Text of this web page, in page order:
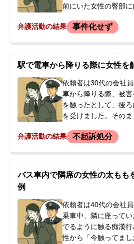
前にいた女性の臀部に
漢行為を指摘され、駆
なり酔っており、手
たものの、故意や性的
しました。警察から
する意向であると聞
勤務している依頼者
会社に知られてしまう
相談に来られました。
弁護活動の結果 事件化せず
駅で電車から降りる際に女性を
依頼者は30代の会社
車から降りる際、被
を触ったとして、後
を受けました。そのま
した。依頼者本人は、
ました」と供述して
後の刑事手続きの流れ
た。
弁護活動の結果 不起訴処分
バス車内で隣席の女性の太もも
例
依頼者は40代の会社
乗車中、隣に座って
でるように触る痴漢
性から「今触ってまし